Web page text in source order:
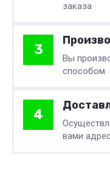
заказа
3
Вы
способом
4
вами